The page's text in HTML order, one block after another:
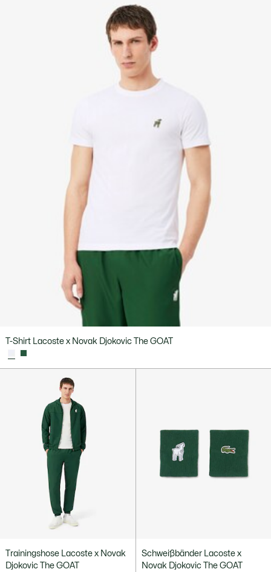
T-Shirt Lacoste x Novak Djokovic The GOAT
Trainingshose Lacoste x Novak
Djokovic The GOAT
Schweißbänder Lacoste x
Novak Djokovic The GOAT